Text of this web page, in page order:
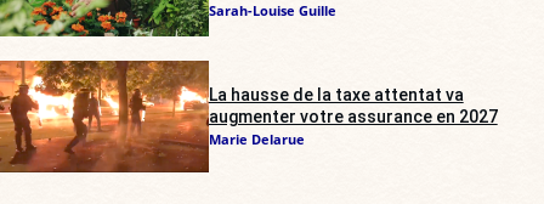
Sarah-Louise Guille
La hausse de la taxe attentat va
augmenter votre assurance en 2027
Marie Delarue